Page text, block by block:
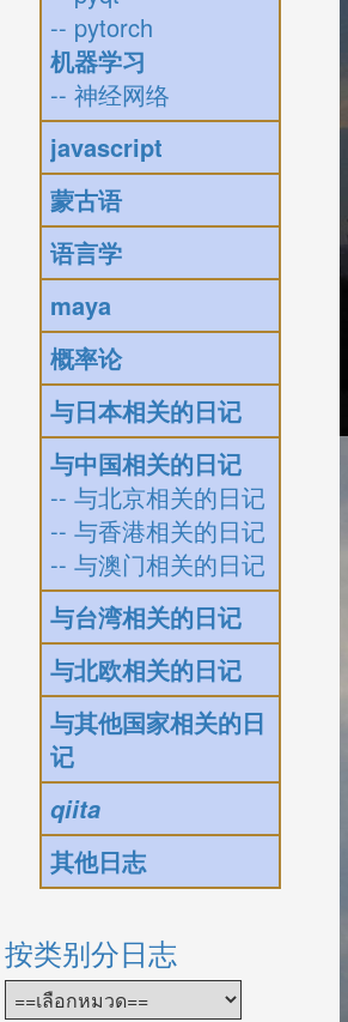
-- pytorch
机器学习
-- 神经网络
javascript
蒙古语
语言学
maya
概率论
与日本相关的日记
与中国相关的日记
-- 与北京相关的日记
-- 与香港相关的日记
-- 与澳门相关的日记
与台湾相关的日记
与北欧相关的日记
与其他国家相关的日
记
qiita
其他日志
按类别分日志